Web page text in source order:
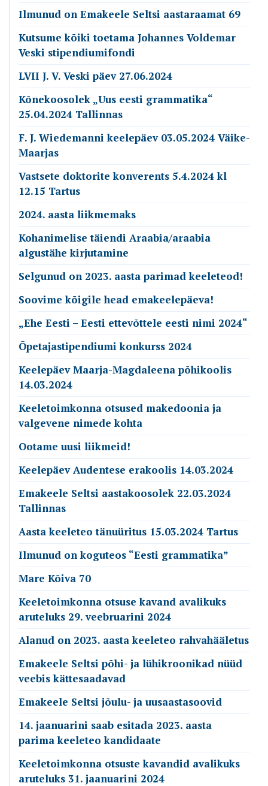
Ilmunud on Emakeele Seltsi aastaraamat 69
Kutsume kõiki toetama Johannes Voldemar
Veski stipendiumifondi
LVII J. V. Veski päev 27.06.2024
Kõnekoosolek „Uus eesti grammatika“
25.04.2024 Tallinnas
F. J. Wiedemanni keelepäev 03.05.2024 Väike-
Maarjas
Vastsete doktorite konverents 5.4.2024 kl
12.15 Tartus
2024. aasta liikmemaks
Kohanimelise täiendi Araabia/araabia
algustähe kirjutamine
Selgunud on 2023. aasta parimad keeleteod!
Soovime kõigile head emakeelepäeva!
„Ehe Eesti – Eesti ettevõttele eesti nimi 2024“
Õpetajastipendiumi konkurss 2024
Keelepäev Maarja-Magdaleena põhikoolis
14.03.2024
Keeletoimkonna otsused makedoonia ja
valgevene nimede kohta
Ootame uusi liikmeid!
Keelepäev Audentese erakoolis 14.03.2024
Emakeele Seltsi aastakoosolek 22.03.2024
Tallinnas
Aasta keeleteo tänuüritus 15.03.2024 Tartus
Ilmunud on koguteos “Eesti grammatika”
Mare Kõiva 70
Keeletoimkonna otsuse kavand avalikuks
aruteluks 29. veebruarini 2024
Alanud on 2023. aasta keeleteo rahvahääletus
Emakeele Seltsi põhi- ja lühikroonikad nüüd
veebis kättesaadavad
Emakeele Seltsi jõulu- ja uusaastasoovid
14. jaanuarini saab esitada 2023. aasta
parima keeleteo kandidaate
Keeletoimkonna otsuste kavandid avalikuks
aruteluks 31. jaanuarini 2024